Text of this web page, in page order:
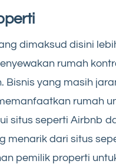
dimaksud disini
rumah
Bisnis yang masih
rumah
situs seperti Airbnb
menarik dari situs
pemilik properti